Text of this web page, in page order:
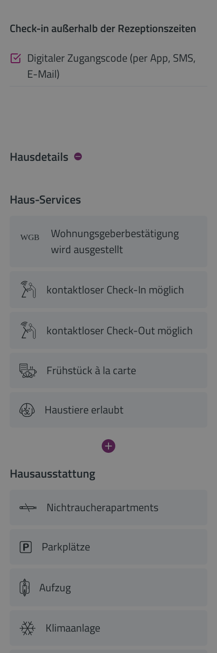
Check-in außerhalb der Rezeptionszeiten
Digitaler Zugangscode (per App, SMS,
E-Mail)
Hausdetails
Haus-Services
Wohnungsgeberbestätigung
wird ausgestellt
kontaktloser Check-In möglich
kontaktloser Check-Out möglich
Frühstück à la carte
Haustiere erlaubt
Hausausstattung
Nichtraucherapartments
Parkplätze
Aufzug
Klimaanlage